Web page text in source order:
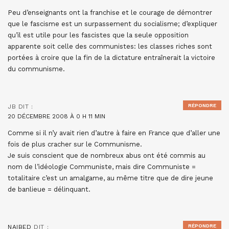
Peu d’enseignants ont la franchise et le courage de démontrer
que le fascisme est un surpassement du socialisme; d’expliquer
qu’il est utile pour les fascistes que la seule opposition
apparente soit celle des communistes: les classes riches sont
portées à croire que la fin de la dictature entraînerait la victoire
du communisme.
JB DIT :
20 DÉCEMBRE 2008 À 0 H 11 MIN
Comme si il n’y avait rien d’autre à faire en France que d’aller une
fois de plus cracher sur le Communisme.
Je suis conscient que de nombreux abus ont été commis au
nom de l’idéologie Communiste, mais dire Communiste =
totalitaire c’est un amalgame, au même titre que de dire jeune
de banlieue = délinquant.
RÉPONDRE
NAIBED DIT :
RÉPONDRE